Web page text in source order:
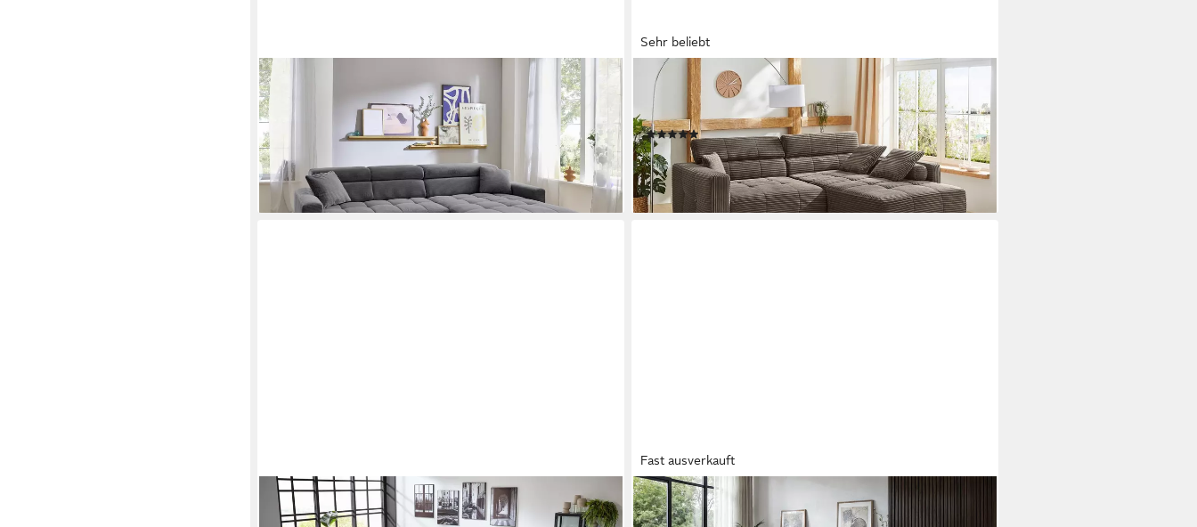
Wohnlandschaft elektr. Sitztiefenverstellung, Cord grau -
256x100x180cm (BxHxT)
lieferbar - in 9-11 Werktagen bei dir
Sehr beliebt
JOCKENHÖFER GRUPPE
Ecksofa Severino L-Form, B: 283 cm, mit
Kopfteilverstellung & Zierkissen, im Big-Sofa-Style
(40)
1.349,99 € UVP1.799,99 €
-25%
lieferbar in 4 Wochen
IWANICCY
Big-Sofa 2x elektr. Sitzverstellung, Cord silbergrau -
Fast ausverkauft
MASSIVART®
Ecksofa Cord 286 cm / Cordsofa / elektrische